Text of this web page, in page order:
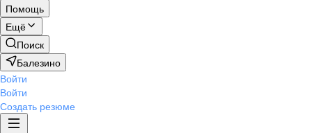
Помощь
Ещё
Поиск
Балезино
Войти
Войти
Создать резюме